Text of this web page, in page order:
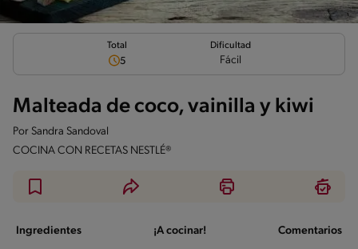
Total
5
Dificultad
Fácil
Malteada de coco, vainilla y kiwi
Por Sandra Sandoval
COCINA CON RECETAS NESTLÉ®
Ingredientes ¡A cocinar! Comentarios